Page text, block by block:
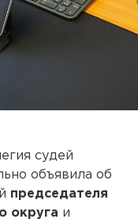
судей
объявила об
председателя
округа и